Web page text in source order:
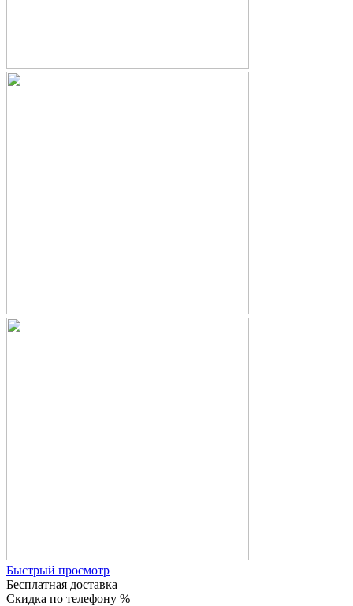
Быстрый просмотр
Бесплатная доставка
Скидка по телефону %